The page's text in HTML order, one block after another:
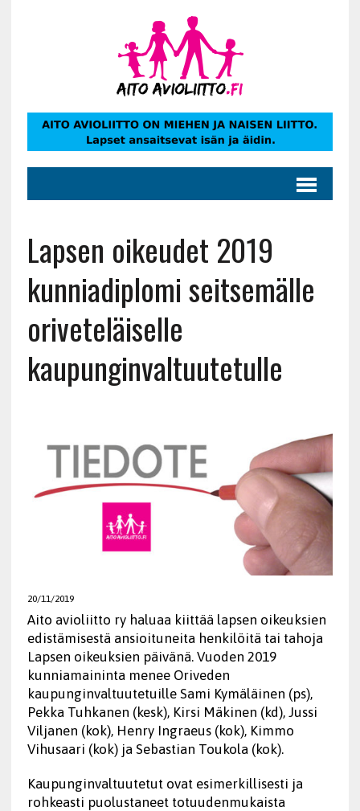
Lapsen oikeudet 2019
kunniadiplomi seitsemälle
oriveteläiselle
kaupunginvaltuutetulle
20/11/2019
Aito avioliitto ry haluaa kiittää lapsen oikeuksien
edistämisestä ansioituneita henkilöitä tai tahoja
Lapsen oikeuksien päivänä. Vuoden 2019
kunniamaininta menee Oriveden
kaupunginvaltuutetuille Sami Kymäläinen (ps),
Pekka Tuhkanen (kesk), Kirsi Mäkinen (kd), Jussi
Viljanen (kok), Henry Ingraeus (kok), Kimmo
Vihusaari (kok) ja Sebastian Toukola (kok).
Kaupunginvaltuutetut ovat esimerkillisesti ja
rohkeasti puolustaneet totuudenmukaista